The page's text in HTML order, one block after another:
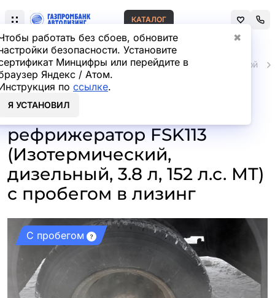
работать без сбоев, обновите
безопасности. Установите
Минцифры или перейдите в
Яндекс / Атом.
по ссылке.
Я УСТАНОВИЛ
✖
КАТАЛОГ
Главная Автомобили и техника с пробегом Грузовой
КамАЗ 43089 4x2
Изотермический/
рефрижератор FSK113
(Изотермический,
дизельный, 3.8 л, 152 л.с. МТ)
с пробегом в лизинг
С пробегом